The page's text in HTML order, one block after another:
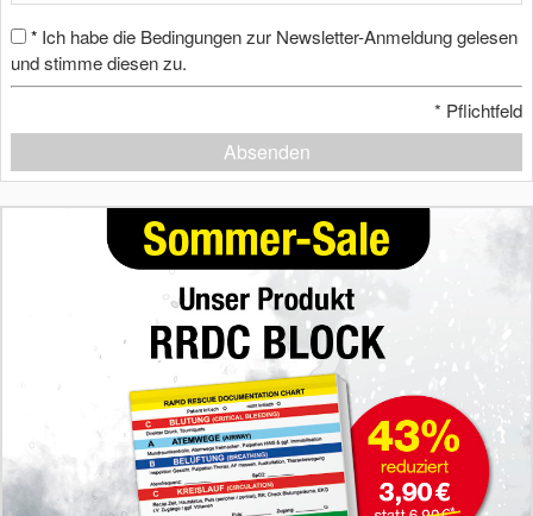
* Ich habe die Bedingungen zur Newsletter-Anmeldung gelesen
und stimme diesen zu.
* Pflichtfeld
Absenden